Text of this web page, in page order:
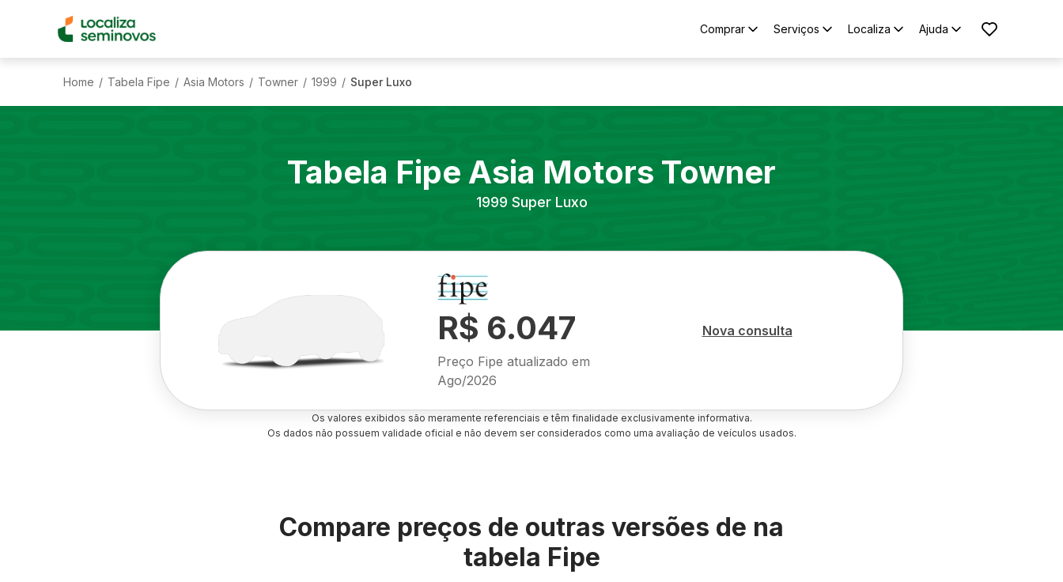
Comprar Serviços Localiza Ajuda
Home / Tabela Fipe / Asia Motors / Towner / 1999 / Super Luxo
Tabela Fipe Asia Motors Towner
1999 Super Luxo
R$ 6.047
Preço Fipe atualizado em
Ago/2026
Nova consulta
Os valores exibidos são meramente referenciais e têm finalidade exclusivamente informativa.
Os dados não possuem validade oficial e não devem ser considerados como uma avaliação de veículos usados.
Compare preços de outras versões de na
tabela Fipe